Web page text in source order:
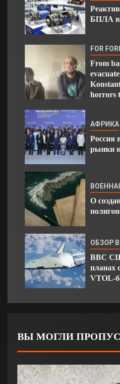
БПЛА в
FOR
From
horrors
АФРИКА
Россия
рынки
О
ОБЗОР
ВВС
планах
VTOL-
ВЫ МОГЛИ